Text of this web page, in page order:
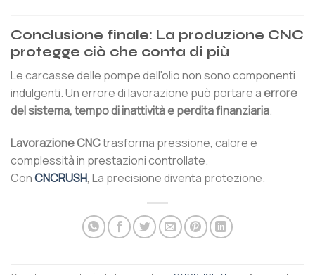
Conclusione finale: La produzione CNC
protegge ciò che conta di più
Le carcasse delle pompe dell'olio non sono componenti
indulgenti. Un errore di lavorazione può portare aerrore
del sistema, tempo di inattività e perdita finanziaria.
Lavorazione CNCtrasforma pressione, calore e
complessità in prestazioni controllate.
ConCNCRUSH, La precisione diventa protezione.